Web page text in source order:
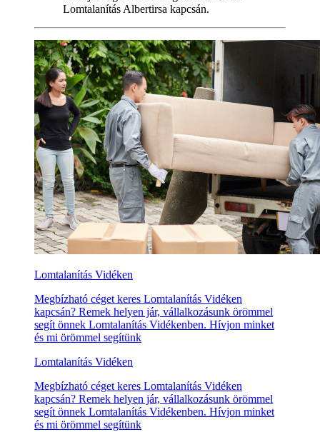
Lomtalanítás Albertirsa kapcsán.
Lomtalanítás Vidéken
Megbízható céget keres Lomtalanítás Vidéken
kapcsán? Remek helyen jár, vállalkozásunk örömmel
segít önnek Lomtalanítás Vidékenben. Hívjon minket
és mi örömmel segítünk
Lomtalanítás Vidéken
Megbízható céget keres Lomtalanítás Vidéken
kapcsán? Remek helyen jár, vállalkozásunk örömmel
segít önnek Lomtalanítás Vidékenben. Hívjon minket
és mi örömmel segítünk